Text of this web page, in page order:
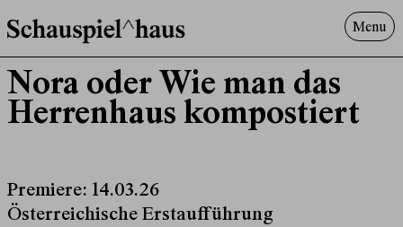
Menu
Offenes^Haus
Über uns
Nora oder Wie man das
Herrenhaus kompostiert
Premiere: 14.03.26
Österreichische Erstaufführung